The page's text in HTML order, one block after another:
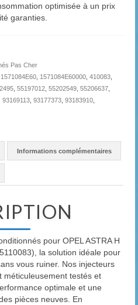
optimisée à un prix
garanties.
Pas Cher
1571084E60 1571084E60000 410083
55197012 55202549 55206637
93169113 93177373 93183910
Informations complémentaires
pour OPEL ASTRA H
la solution idéale pour
vous ruiner. Nos injecteurs
méticuleusement testés et
optimale et une
pièces neuves. En